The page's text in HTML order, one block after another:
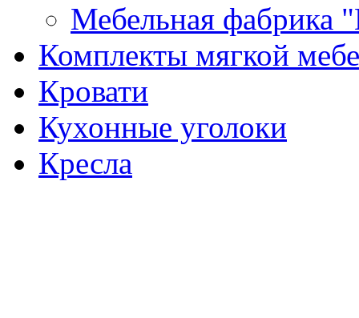
Мебельная фабрика
Комплекты мягкой
Кровати
Кухонные уголоки
Кресла